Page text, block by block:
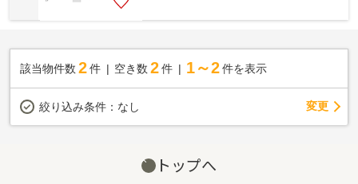
該当物件数 2件 空き数 2 件 1～2 件を表示
絞り込み条件： なし 変更
トップへ